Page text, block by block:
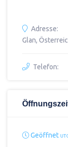
Adresse:
Glan,
Telefon:
Geöffnet